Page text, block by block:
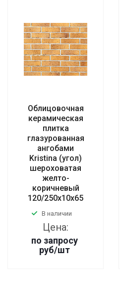
Облицовочная
керамическая
плитка
глазурованная
ангобами
Kristina (угол)
шероховатая
желто-
коричневый
120/250x10x65
В наличии
Цена:
по запросу
руб/шт